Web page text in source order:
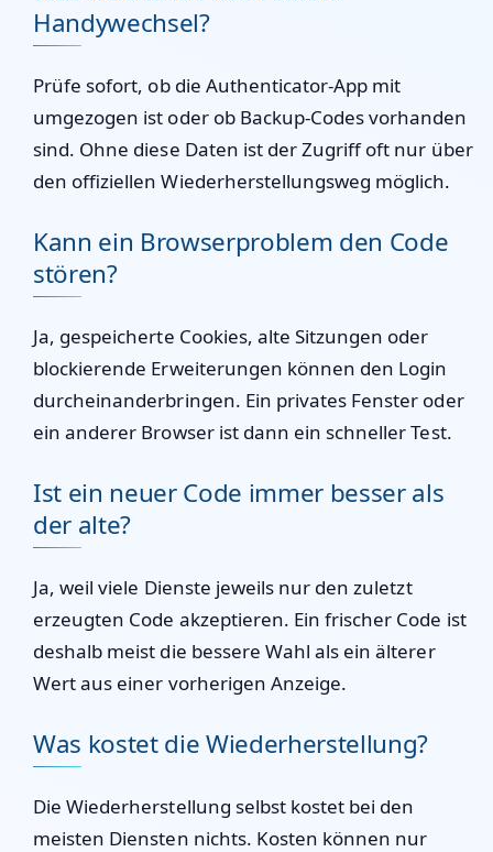
Handywechsel?
Prüfe sofort, ob die Authenticator-App mit
umgezogen ist oder ob Backup-Codes vorhanden
sind. Ohne diese Daten ist der Zugriff oft nur über
den offiziellen Wiederherstellungsweg möglich.
Kann ein Browserproblem den Code
stören?
Ja, gespeicherte Cookies, alte Sitzungen oder
blockierende Erweiterungen können den Login
durcheinanderbringen. Ein privates Fenster oder
ein anderer Browser ist dann ein schneller Test.
Ist ein neuer Code immer besser als
der alte?
Ja, weil viele Dienste jeweils nur den zuletzt
erzeugten Code akzeptieren. Ein frischer Code ist
deshalb meist die bessere Wahl als ein älterer
Wert aus einer vorherigen Anzeige.
Was kostet die Wiederherstellung?
Die Wiederherstellung selbst kostet bei den
meisten Diensten nichts. Kosten können nur